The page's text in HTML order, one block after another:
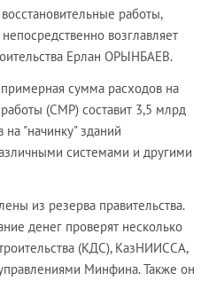
работы,
возглавляет
Ерлан ОРЫНБАЕВ.
сумма расходов на
(СМР) составит 3,5 млрд
на "начинку" зданий
системами и другими
из резерва правительства.
денег проверят несколько
(КДС), КазНИИССА,
Минфина. Также он